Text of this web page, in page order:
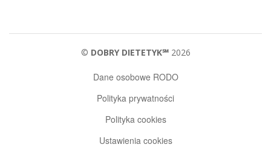
© DOBRY DIETETYK℠2026
Dane osobowe RODO
Polityka prywatności
Polityka cookies
Ustawienia cookies